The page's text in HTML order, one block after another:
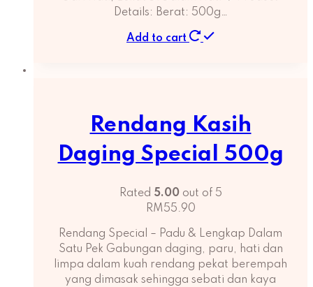
Details: Berat: 500g…
Add to cart
Rendang Kasih
Daging Special 500g
Rated 5.00out of 5
RM55.90
Rendang Special – Padu & Lengkap Dalam
Satu Pek Gabungan daging, paru, hati dan
limpa dalam kuah rendang pekat berempah
yang dimasak sehingga sebati dan kaya